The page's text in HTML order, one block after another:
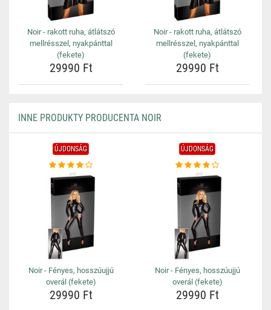
Noir - rakott ruha, átlátszó
mellrésszel, nyakpánttal
(fekete)
29990 Ft
Noir - rakott ruha, átlátszó
mellrésszel, nyakpánttal
(fekete)
29990 Ft
INNE PRODUKTY PRODUCENTA NOIR
ÚJDONSÁG
Noir - Fényes, hosszúujjú
overál (fekete)
29990 Ft
ÚJDONSÁG
Noir - Fényes, hosszúujjú
overál (fekete)
29990 Ft